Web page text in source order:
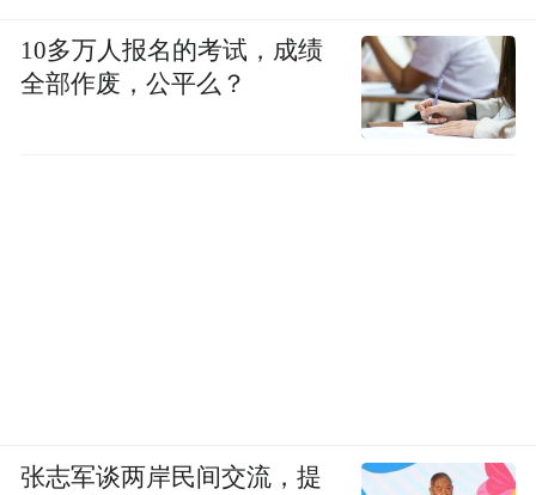
10多万人报名的考试，成绩
全部作废，公平么？
张志军谈两岸民间交流，提